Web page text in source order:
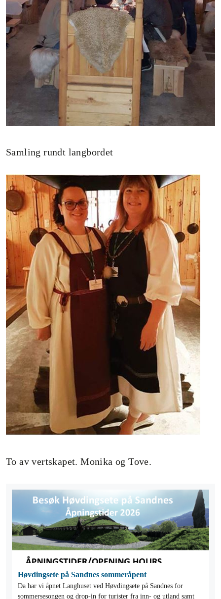
Samling rundt langbordet
To av vertskapet. Monika og Tove.
Høvdingsete på Sandnes sommeråpent
Da har vi åpnet Langhuset ved Høvdingsete på Sandnes for
sommersesongen og drop-in for turister fra inn- og utland samt